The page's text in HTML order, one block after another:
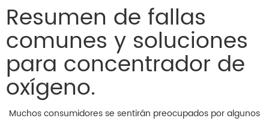
Resumen de fallas
comunes y soluciones
para concentrador de
oxígeno.
Muchos consumidores se sentirán preocupados por algunos